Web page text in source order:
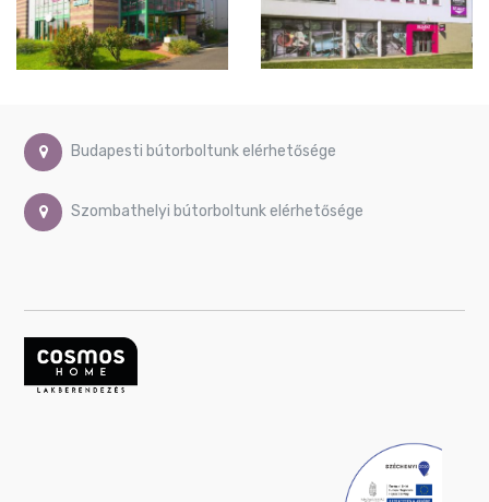
Budapesti bútorboltunk elérhetősége
Szombathelyi bútorboltunk elérhetősége